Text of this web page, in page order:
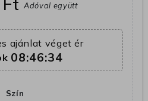
Adóval együtt
ajánlat véget ér
08:46:33
Szín